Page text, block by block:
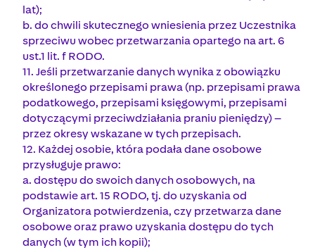
lat);
b. do chwili skutecznego wniesienia przez Uczestnika
sprzeciwu wobec przetwarzania opartego na art. 6
ust.1 lit. f RODO.
11. Jeśli przetwarzanie danych wynika z obowiązku
określonego przepisami prawa (np. przepisami prawa
podatkowego, przepisami księgowymi, przepisami
dotyczącymi przeciwdziałania praniu pieniędzy) –
przez okresy wskazane w tych przepisach.
12. Każdej osobie, która podała dane osobowe
przysługuje prawo:
a. dostępu do swoich danych osobowych, na
podstawie art. 15 RODO, tj. do uzyskania od
Organizatora potwierdzenia, czy przetwarza dane
osobowe oraz prawo uzyskania dostępu do tych
danych (w tym ich kopii);